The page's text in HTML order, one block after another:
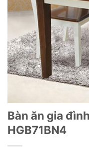
Bàn ăn gia
HGB71BN4